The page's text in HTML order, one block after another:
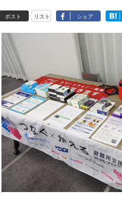
ポスト リスト シェア